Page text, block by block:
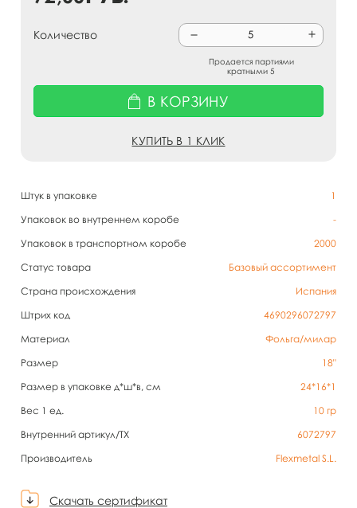
Штук в упаковке
1
Упаковок во внутреннем коробе
-
Упаковок в транспортном коробе
2000
Статус товара
Базовый ассортимент
Страна происхождения
Испания
Штрих код
4690296072797
Материал
Фольга/милар
Размер
18"
Размер в упаковке д*ш*в, см
24*16*1
Вес 1 ед.
10 гр
Внутренний артикул/TX
6072797
Производитель
Flexmetal S.L.
Скачать сертификат
Количество
Продается партиями
кратными 5
В КОРЗИНУ
КУПИТЬ В 1 КЛИК